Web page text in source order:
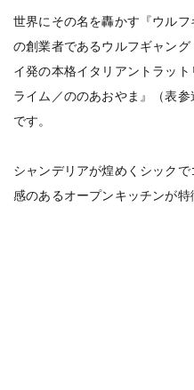
世界にその名を轟かす『ウル
の創業者であるウルフギャン
イ発の本格イタリアントラッ
ライム／ののあおやま』（表参
です。
シャンデリアが煌めくシック
感のあるオープンキッチンが特